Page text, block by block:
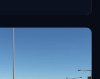
Airport, which has an